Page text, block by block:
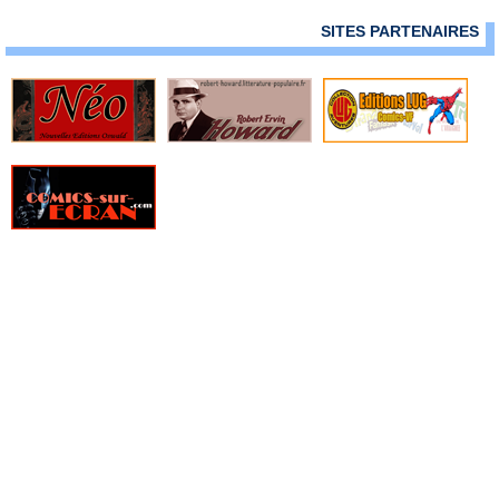
» Sueurs Froides - Arédit DC Couleur
» Super Action - Arédit DC Couleur
» Super Héros - Arédit DC Couleur
» Super Star Comics - DC Arédit
» Thor - Pocket NB
» Thor -Collection Flash Nouvelle Formule
» Thor Fils d'Odin
» Tor - DC Arédit
» V - DC Arédit
SITES PARTENAIRES